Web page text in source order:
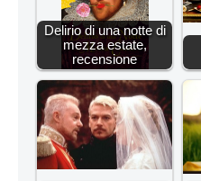
Delirio di una notte di
mezza estate,
recensione